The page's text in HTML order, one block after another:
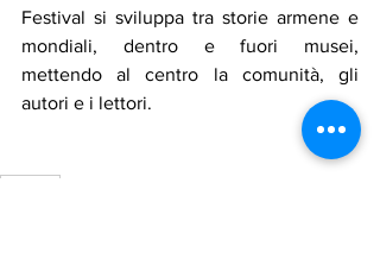
Festival si sviluppa tra storie armene e
mondiali, dentro e fuori musei,
mettendo al centro la comunità, gli
autori e i lettori.